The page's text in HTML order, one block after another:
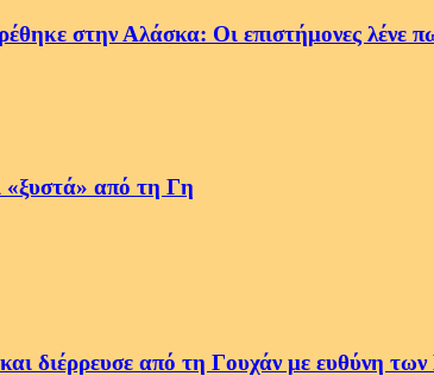
στην Αλάσκα: Οι επιστήμονες λένε
«ξυστά» από τη Γη
διέρρευσε από τη Γουχάν με ευθύνη